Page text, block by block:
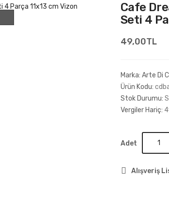
Cafe
Seti 4
49,00TL
Marka: Arte Di
Ürün Kodu:
Stok Durumu:
Vergiler Hariç:
Adet
Alışveriş